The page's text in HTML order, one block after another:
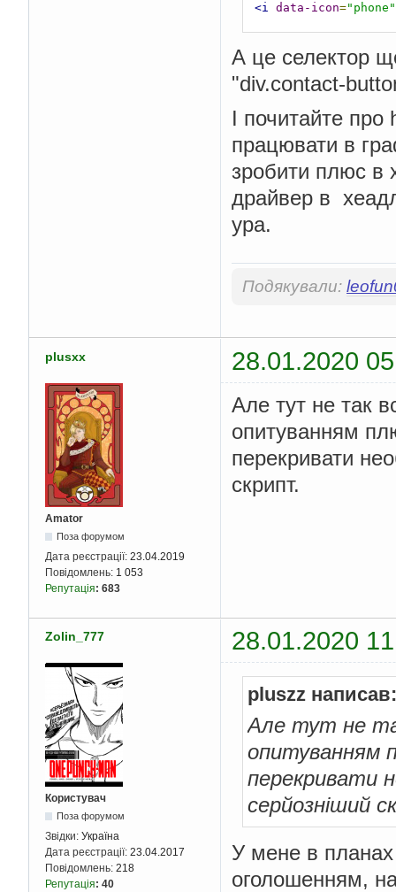
<i data-icon="phone"
А це селектор
"div.contact-
І почитайте
працювати в
зробити плюс в
драйвер в
ура.
Подякували:
plusxx 28.01.2020
Amator
Поза форумом
Дата реєстрації: 23.04.2019
Повідомлень: 1 053
Репутація: 683
Але тут не так
опитуванням
перекривати
скрипт.
Zolin_777 28.01.2020
Користувач
Поза форумом
Звідки: Україна
Дата реєстрації: 23.04.2017
Повідомлень: 218
Репутація: 40
pluszz написав:
Але тут не
опитуванням
перекривати
серйозніший
У мене в планах
оголошенням,